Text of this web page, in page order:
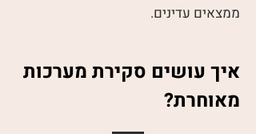
ממצאים עדינים.
איך עושים סקירת מערכות
מאוחרת?